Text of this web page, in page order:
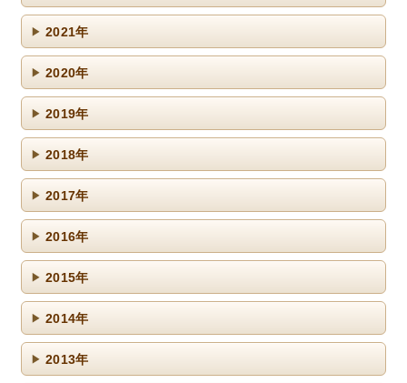
2021年
2020年
2019年
2018年
2017年
2016年
2015年
2014年
2013年